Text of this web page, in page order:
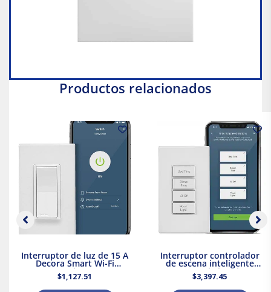
Productos relacionados
Interruptor de luz de 15 A
Decora Smart Wi-Fi
Leviton
$1,127.51
Interruptor controlador
de escena inteligente
Decora, Wi-Fi Leviton
$3,397.45